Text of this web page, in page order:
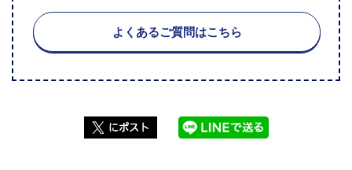
よくあるご質問はこちら